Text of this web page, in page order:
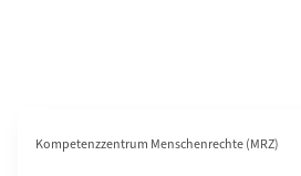
Kompetenzzentrum Menschenrechte (MRZ)